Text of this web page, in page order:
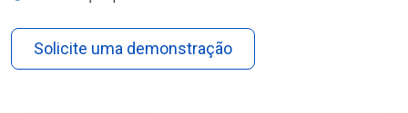
Solicite uma demonstração